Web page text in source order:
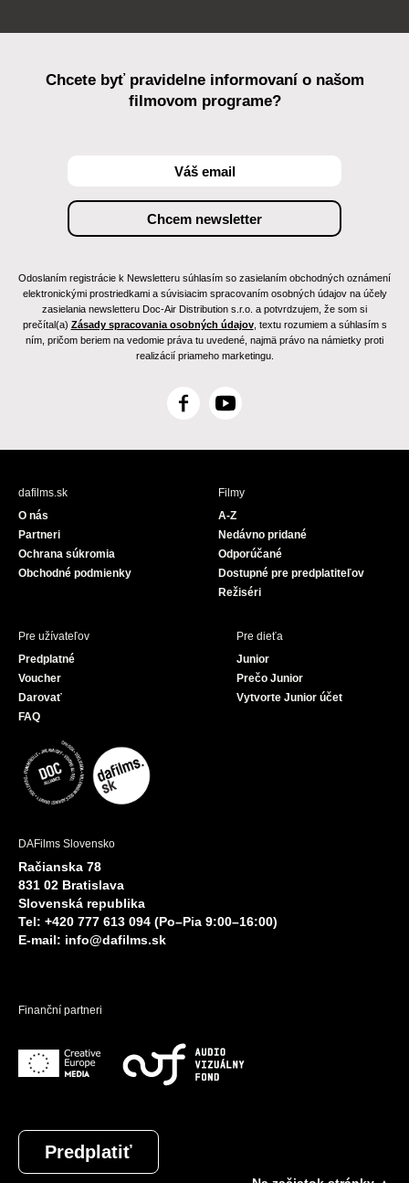
Chcete byť pravidelne informovaní o našom
filmovom programe?
Odoslaním registrácie k Newsletteru súhlasím so zasielaním obchodných oznámení
elektronickými prostriedkami a súvisiacim spracovaním osobných údajov na účely
zasielania newsletteru Doc-Air Distribution s.r.o. a potvrdzujem, že som si
prečítal(a) Zásady spracovania osobných údajov, textu rozumiem a súhlasím s
ním, pričom beriem na vedomie práva tu uvedené, najmä právo na námietky proti
realizácií priameho marketingu.
F
c
Y
u
e
dafilms.sk
O nás
Partneri
Ochrana súkromia
Obchodné podmienky
Filmy
A-Z
Nedávno pridané
Odporúčané
Dostupné pre predplatiteľov
Režiséri
Pre užívateľov
Predplatné
Voucher
Darovať
FAQ
Pre dieťa
Junior
Prečo Junior
Vytvorte Junior účet
DAFilms Slovensko
Račianska 78
831 02 Bratislava
Slovenská republika
Tel: +420 777 613 094 (Po–Pia 9:00–16:00)
E-mail: info@dafilms.sk
Finanční partneri
Predplatiť